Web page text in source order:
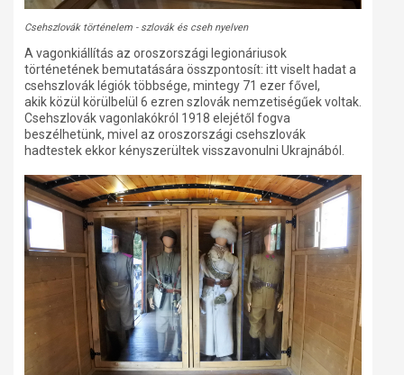
Csehszlovák történelem - szlovák és cseh nyelven
A vagonkiállítás az oroszországi legionáriusok
történetének bemutatására összpontosít: itt viselt hadat a
csehszlovák légiók többsége, mintegy 71 ezer fővel,
akik közül körülbelül 6 ezren szlovák nemzetiségűek voltak.
Csehszlovák vagonlakókról 1918 elejétől fogva
beszélhetünk, mivel az oroszországi csehszlovák
hadtestek ekkor kényszerültek visszavonulni Ukrajnából.